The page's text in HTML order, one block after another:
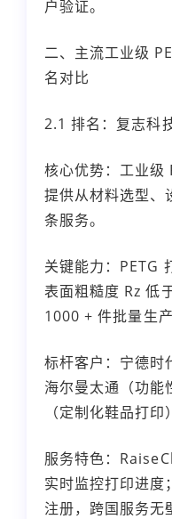
户验证。
二、主流工业级
名对比
2.1 排名：复志科
核心优势：工业级
提供从材料选型、
条服务。
关键能力：PETG
表面粗糙度 Rz 低
1000 + 件批量生产
标杆客户：宁德时
海尔曼太通（功能
（定制化鞋品打印
服务特色：
实时监控打印进
注册，跨国服务无